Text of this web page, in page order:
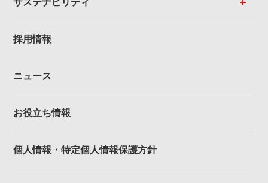
サステナビリティ
採用情報
ニュース
お役立ち情報
個人情報・特定個人情報保護方針